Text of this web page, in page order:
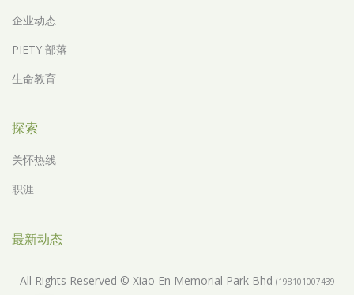
企业动态
PIETY 部落
生命教育
探索
关怀热线
职涯
最新动态
All Rights Reserved © Xiao En Memorial Park Bhd (198101007439